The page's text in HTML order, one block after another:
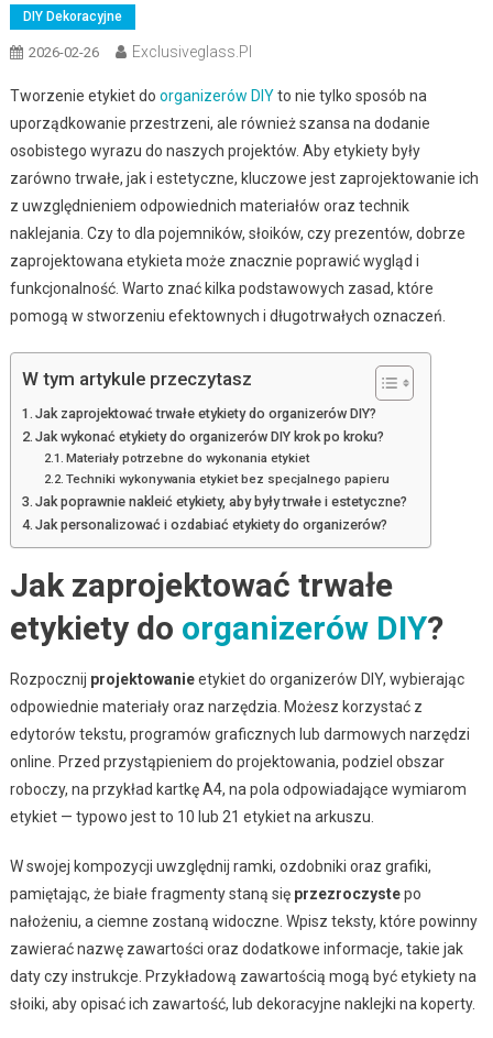
DIY Dekoracyjne
2026-02-26 Exclusiveglass.pl
Tworzenie etykiet do organizerów DIYto nie tylko sposób na
uporządkowanie przestrzeni, ale również szansa na dodanie
osobistego wyrazu do naszych projektów. Aby etykiety były
zarówno trwałe, jak i estetyczne, kluczowe jest zaprojektowanie ich
z uwzględnieniem odpowiednich materiałów oraz technik
naklejania. Czy to dla pojemników, słoików, czy prezentów, dobrze
zaprojektowana etykieta może znacznie poprawić wygląd i
funkcjonalność. Warto znać kilka podstawowych zasad, które
pomogą w stworzeniu efektownych i długotrwałych oznaczeń.
W tym artykule przeczytasz
Jak zaprojektować trwałe etykiety do organizerów DIY?
Jak wykonać etykiety do organizerów DIY krok po kroku?
Materiały potrzebne do wykonania etykiet
Techniki wykonywania etykiet bez specjalnego papieru
Jak poprawnie nakleić etykiety, aby były trwałe i estetyczne?
Jak personalizować i ozdabiać etykiety do organizerów?
Jak zaprojektować trwałe
etykiety do organizerów DIY?
Rozpocznij projektowanieetykiet do organizerów DIY, wybierając
odpowiednie materiały oraz narzędzia. Możesz korzystać z
edytorów tekstu, programów graficznych lub darmowych narzędzi
online. Przed przystąpieniem do projektowania, podziel obszar
roboczy, na przykład kartkę A4, na pola odpowiadające wymiarom
etykiet — typowo jest to 10 lub 21 etykiet na arkuszu.
W swojej kompozycji uwzględnij ramki, ozdobniki oraz grafiki,
pamiętając, że białe fragmenty staną się przezroczystepo
nałożeniu, a ciemne zostaną widoczne. Wpisz teksty, które powinny
zawierać nazwę zawartości oraz dodatkowe informacje, takie jak
daty czy instrukcje. Przykładową zawartością mogą być etykiety na
słoiki, aby opisać ich zawartość, lub dekoracyjne naklejki na koperty.